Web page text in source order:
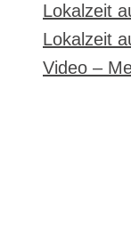
Lokalzeit
Lokalzeit
Video –